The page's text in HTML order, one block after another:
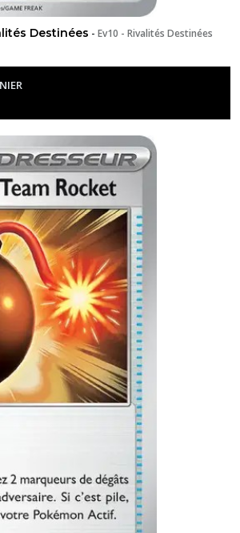
Destinées -Ev10 - Rivalités Destinées